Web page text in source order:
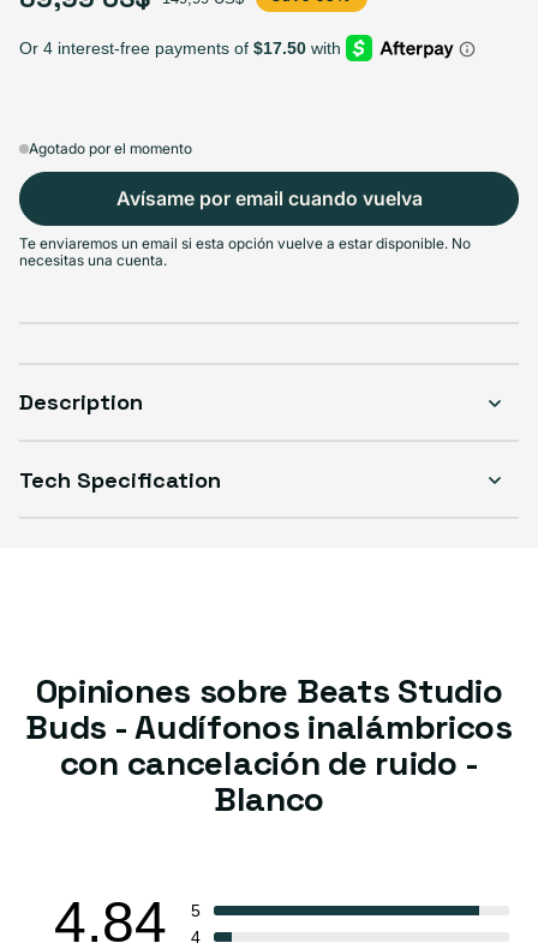
Agotado por el momento
Avísame por email cuando vuelva
Te enviaremos un email si esta opción vuelve a estar disponible. No
necesitas una cuenta.
Description
Tech Specification
Opiniones sobre Beats Studio
Buds - Audífonos inalámbricos
con cancelación de ruido -
Blanco
4.84
5
4